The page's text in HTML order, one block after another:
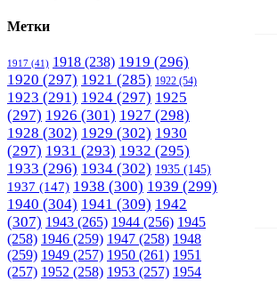
Метки
1917 (41) 1918 (238) 1919 (296)
1920 (297) 1921 (285) 1922 (54)
1923 (291) 1924 (297) 1925
(297) 1926 (301) 1927 (298)
1928 (302) 1929 (302) 1930
(297) 1931 (293) 1932 (295)
1933 (296) 1934 (302) 1935 (145)
1937 (147) 1938 (300) 1939 (299)
1940 (304) 1941 (309) 1942
(307) 1943 (265) 1944 (256) 1945
(258) 1946 (259) 1947 (258) 1948
(259) 1949 (257) 1950 (261) 1951
(257) 1952 (258) 1953 (257) 1954